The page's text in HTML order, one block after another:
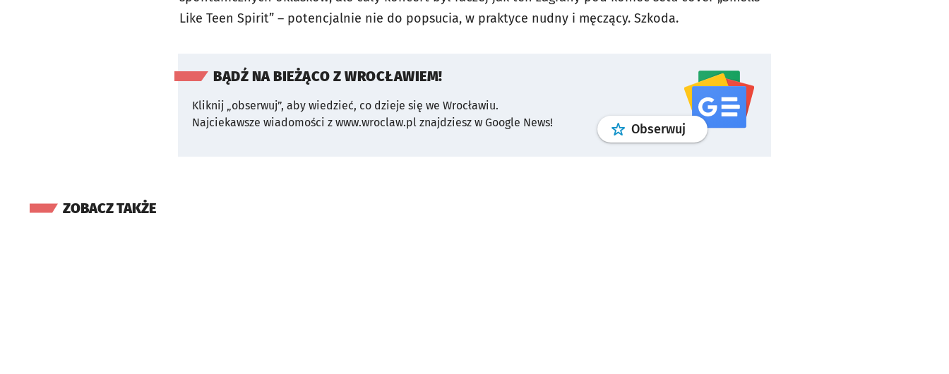
Like Teen Spirit” – potencjalnie nie do popsucia, w praktyce nudny i męczący. Szkoda.
BĄDŹ NA BIEŻĄCO Z WROCŁAWIEM!
Kliknij „obserwuj”, aby wiedzieć, co dzieje się we Wrocławiu.
Najciekawsze wiadomości z www.wroclaw.pl znajdziesz w Google News!
Obserwuj profilgoogle news
ZOBACZ TAKŻE